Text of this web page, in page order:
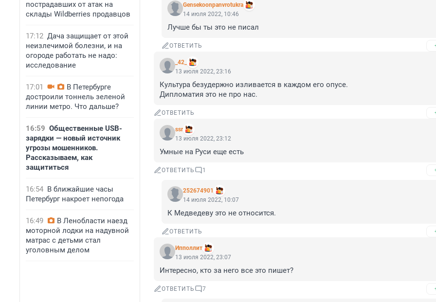
пострадавших от атак на
склады Wildberries продавцов
17:12 Дача защищает от этой
неизлечимой болезни, и на
огороде работать не надо:
исследование
17:01
В Петербурге
достроили тоннель зеленой
линии метро. Что дальше?
16:59 Общественные USB-
зарядки — новый источник
угрозы мошенников.
Рассказываем, как
защититься
16:54 В ближайшие часы
Петербург накроет непогода
16:49
В Ленобласти наезд
моторной лодки на надувной
матрас с детьми стал
уголовным делом
Gensekoonpanvrotukra
14 июля 2022, 10:46
Лучше бы ты это не писал
ОТВЕТИТЬ
_42_
13 июля 2022, 23:16
Культура безудержно изливается в каждом его опусе.
Дипломатия это не про нас.
ОТВЕТИТЬ
ssr
13 июля 2022, 23:12
Умные на Руси еще есть
ОТВЕТИТЬ 1
252674901
14 июля 2022, 10:07
К Медведеву это не относится.
ОТВЕТИТЬ
Ипполлит
13 июля 2022, 23:07
Интересно, кто за него все это пишет?
ОТВЕТИТЬ 7